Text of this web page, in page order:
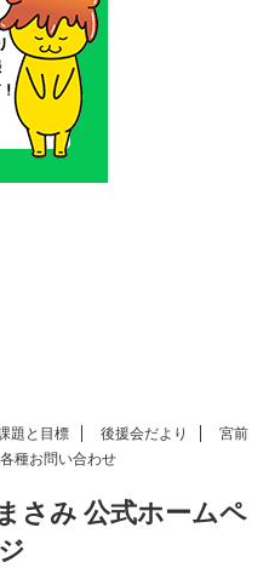
題と目標 後援会だより
宮前
各種お問い合わせ
さみ 公式ホームペ